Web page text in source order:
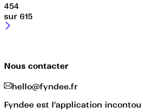
454
sur 615
Nous contacter
hello@fyndee.fr
Fyndee est l’application